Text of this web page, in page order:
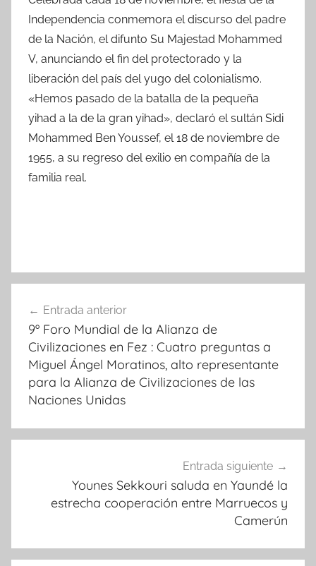
Independencia conmemora el discurso del padre
de la Nación, el difunto Su Majestad Mohammed
V, anunciando el fin del protectorado y la
liberación del país del yugo del colonialismo.
«Hemos pasado de la batalla de la pequeña
yihad a la de la gran yihad», declaró el sultán Sidi
Mohammed Ben Youssef, el 18 de noviembre de
1955, a su regreso del exilio en compañía de la
familia real.
de
entradas
Entrada anterior
9º Foro Mundial de la Alianza de
Civilizaciones en Fez : Cuatro preguntas a
Miguel Ángel Moratinos, alto representante
para la Alianza de Civilizaciones de las
Naciones Unidas
Entrada siguiente
Younes Sekkouri saluda en Yaundé la
estrecha cooperación entre Marruecos y
Camerún